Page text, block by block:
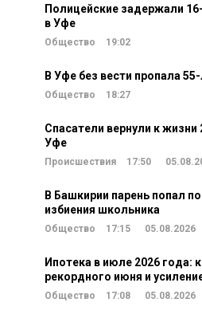
Полицейские задержали
в Уфе
Общество 19:02
В Уфе без вести пропала
Общество 18:27
Спасатели вернули к жизни
Уфе
Происшествия 17:50
В Башкирии парень попал
избиения школьника
Общество 17:15 05.08.2026
Ипотека в июле 2026 года:
рекордного июня и
Общество 17:08 05.08.2026